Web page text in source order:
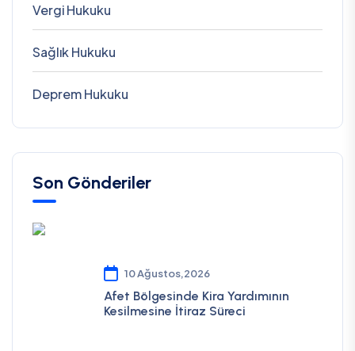
Vergi Hukuku
Sağlık Hukuku
Deprem Hukuku
Son Gönderiler
10 Ağustos,2026
Afet Bölgesinde Kira Yardımının
Kesilmesine İtiraz Süreci